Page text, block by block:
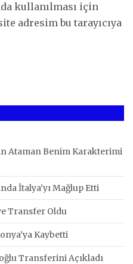
kullanılması için
adresim bu tarayıcıya
Ataman Benim Karakterimi
İtalya’yı Mağlup Etti
Transfer Oldu
Kaybetti
Transferini Açıkladı